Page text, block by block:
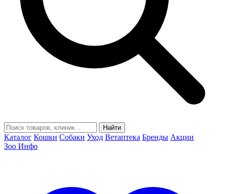
Найти
Каталог Кошки Собаки Уход Ветаптека Бренды Акции
Зоо Инфо